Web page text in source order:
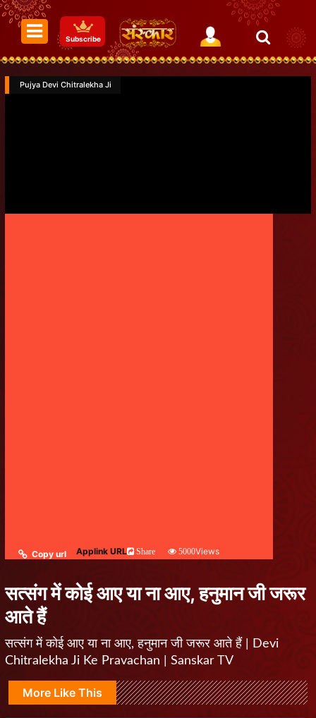
Subscribe
Pujya Devi Chitralekha Ji
Copy url Applink URL Share 5000Views
सत्संग में कोई आए या ना आए, हनुमान जी जरूर
आते हैं
सत्संग में कोई आए या ना आए, हनुमान जी जरूर आते हैं | Devi
Chitralekha Ji Ke Pravachan | Sanskar TV
More Like This